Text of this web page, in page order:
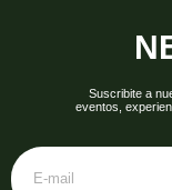
Suscribite a
eventos,